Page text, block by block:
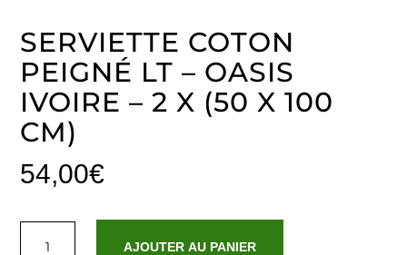
SERVIETTE COTON
PEIGNÉ LT – OASIS
IVOIRE – 2 X (50 X 100
CM)
54,00€
AJOUTER AU PANIER